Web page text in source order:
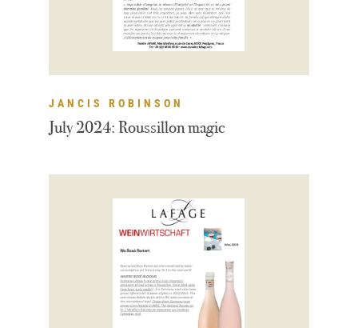
July 2024: Roussillon magic
JANCIS ROBINSON